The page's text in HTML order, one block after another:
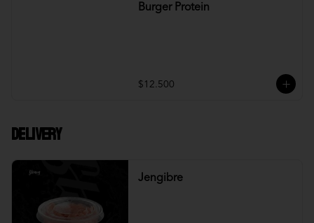
Burger Protein
$12.500
DELIVERY
Jengibre